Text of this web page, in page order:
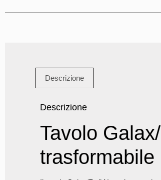
Descrizione
Descrizione
Tavolo
trasformabile